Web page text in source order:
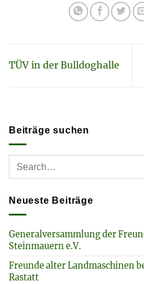
TÜV in der Bulldoghalle
Beiträge suchen
Neueste Beiträge
Generalversammlung der
Steinmauern e.V.
Freunde alter Landmaschinen
Rastatt